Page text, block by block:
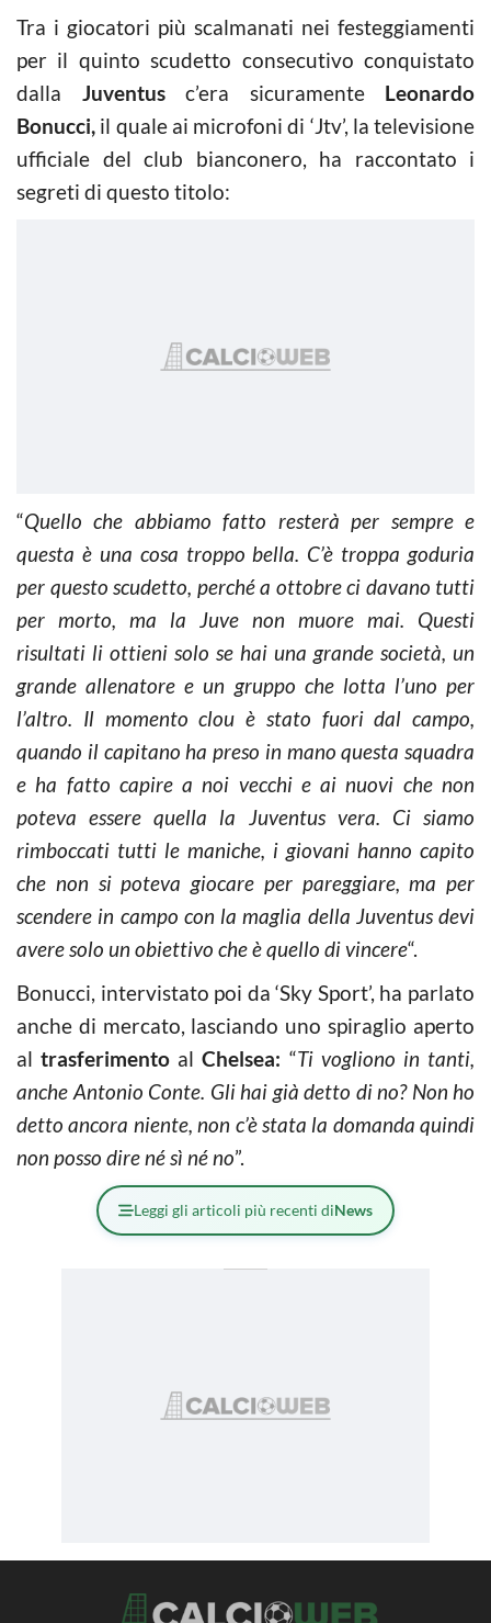
Tra i giocatori più scalmanati nei festeggiamenti
per il quinto scudetto consecutivo conquistato
dalla Juventusc’era sicuramente Leonardo
Bonucci, il quale ai microfoni di ‘Jtv’, la televisione
ufficiale del club bianconero, ha raccontato i
segreti di questo titolo:
“Quello che abbiamo fatto resterà per sempre e
questa è una cosa troppo bella. C’è troppa goduria
per questo scudetto, perché a ottobre ci davano tutti
per morto, ma la Juve non muore mai. Questi
risultati li ottieni solo se hai una grande società, un
grande allenatore e un gruppo che lotta l’uno per
l’altro. Il momento clou è stato fuori dal campo,
quando il capitano ha preso in mano questa squadra
e ha fatto capire a noi vecchi e ai nuovi che non
poteva essere quella la Juventus vera. Ci siamo
rimboccati tutti le maniche, i giovani hanno capito
che non si poteva giocare per pareggiare, ma per
scendere in campo con la maglia della Juventus devi
avere solo un obiettivo che è quello di vincere“.
Bonucci, intervistato poi da ‘Sky Sport’, ha parlato
anche di mercato, lasciando uno spiraglio aperto
altrasferimento alChelsea: “Ti vogliono in tanti,
anche Antonio Conte. Gli hai già detto di no? Non ho
detto ancora niente, non c’è stata la domanda quindi
non posso dire né sì né no”.
Leggi gli articoli più recenti diNews